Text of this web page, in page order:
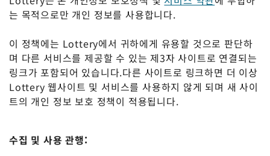
는 목적으로만 개인 정보를 사용합니다.
이 정책에는 Lottery에서 귀하에게 유용할 것으로 판단하
며 다른 서비스를 제공할 수 있는 제3자 사이트로 연결되는
링크가 포함되어 있습니다.다른 사이트로 링크하면 더 이상
Lottery 웹사이트 및 서비스를 사용하지 않게 되며 새 사이
트의 개인 정보 보호 정책이 적용됩니다.
수집 및 사용 관행: